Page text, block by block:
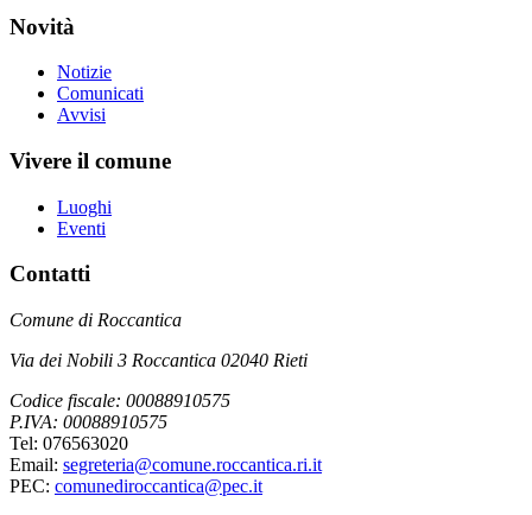
Novità
Notizie
Comunicati
Avvisi
Vivere il comune
Luoghi
Eventi
Contatti
Comune di Roccantica
Via dei Nobili 3 Roccantica 02040 Rieti
Codice fiscale: 00088910575
P.IVA: 00088910575
Tel: 076563020
Email: segreteria@comune.roccantica.ri.it
PEC: comunediroccantica@pec.it